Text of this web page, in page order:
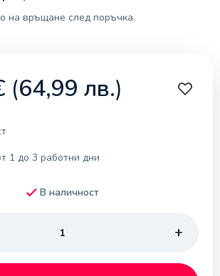
на връщане след поръчка.
(64,99 лв.)
1 до 3 работни дни
В наличност